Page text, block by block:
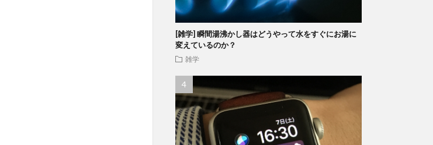
[雑学] 瞬間湯沸かし器はどうやって水をすぐにお湯に
変えているのか？
雑学